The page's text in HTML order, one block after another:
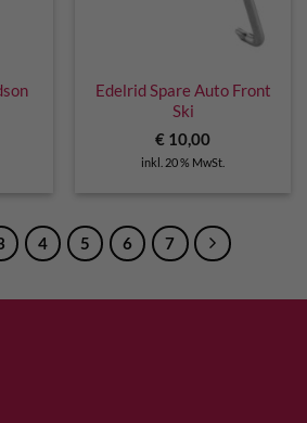
Edelrid Spare Auto Front
Ski
€ 10,00
inkl. 20 % MwSt.
4 5 6 7